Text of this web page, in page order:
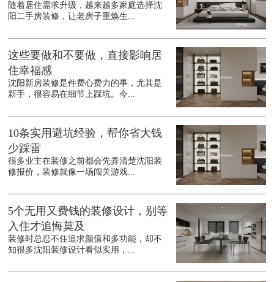
随着居住需求升级，越来越多家庭选择沈
阳二手房装修，让老房子重焕生...
这些要做和不要做，直接影响居
住幸福感
沈阳新房装修是件费心费力的事，尤其是
新手，很容易在细节上踩坑。今...
10条实用避坑经验，帮你省大钱
少踩雷
很多业主在装修之前都会先弄清楚沈阳装
修报价，装修就像一场闯关游戏...
5个无用又费钱的装修设计，别等
入住才追悔莫及
装修时总忍不住追求颜值和多功能，却不
知很多沈阳装修设计看似实用，...